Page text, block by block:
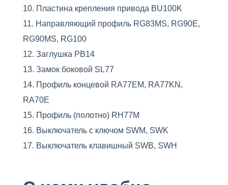
Пластина крепления привода BU100K
Направляющий профиль RG83MS, RG90E,
RG90MS, RG100
Заглушка PB14
Замок боковой SL77
Профиль концевой RA77EM, RA77KN,
RA70E
Профиль (полотно) RH77M
Выключатель с ключом SWM, SWK
Выключатель клавишный SWB, SWH